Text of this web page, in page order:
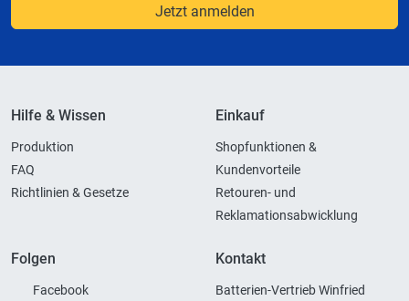
Jetzt anmelden
Hilfe & Wissen
Produktion
FAQ
Richtlinien & Gesetze
Einkauf
Shopfunktionen &
Kundenvorteile
Retouren- und
Reklamationsabwicklung
Folgen
Facebook
Kontakt
Batterien-Vertrieb Winfried